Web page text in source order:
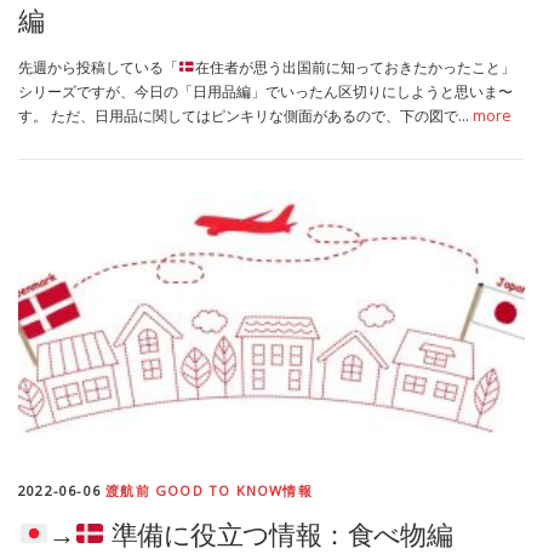
編
先週から投稿している「
在住者が思う出国前に知っておきたかったこと」
シリーズですが、今日の「日用品編」でいったん区切りにしようと思いま〜
す。 ただ、日用品に関してはピンキリな側面があるので、下の図で… more
2022-06-06渡航前 GOOD TO KNOW情報
→ 準備に役立つ情報：食べ物編